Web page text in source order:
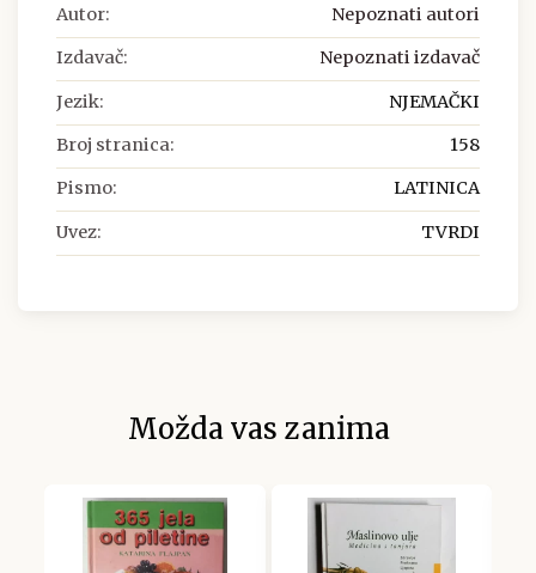
Autor: Nepoznati autori
Izdavač: Nepoznati izdavač
Jezik: NJEMAČKI
Broj stranica: 158
Pismo: LATINICA
Uvez: TVRDI
Možda vas zanima